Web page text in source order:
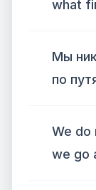
what
Мы
по
We do
we go